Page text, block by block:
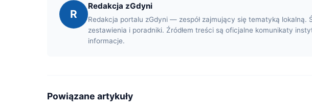
R
Redakcja zGdyni
Redakcja portalu zGdyni — zespół zajmujący się tematyką
zestawienia i poradniki. Źródłem treści są oficjalne komunikaty
informacje.
Powiązane artykuły